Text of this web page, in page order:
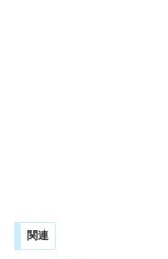
関連